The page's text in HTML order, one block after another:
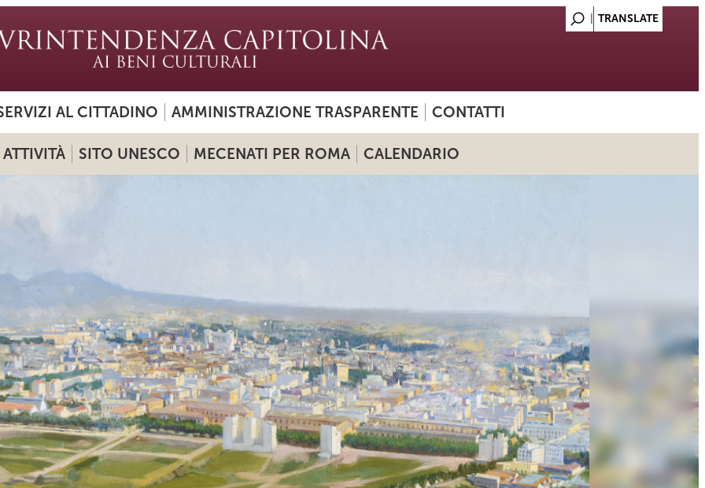
AL CITTADINO AMMINISTRAZIONE TRASPARENTE CONTATTI
ATTIVITÀ SITO UNESCO MECENATI PER ROMA CALENDARIO